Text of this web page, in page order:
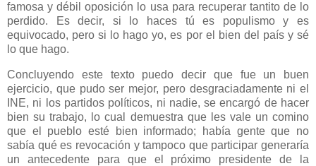
famosa y débil oposición lo usa para recuperar tantito de lo
perdido. Es decir, si lo haces tú es populismo y es
equivocado, pero si lo hago yo, es por el bien del país y sé
lo que hago.
Concluyendo este texto puedo decir que fue un buen
ejercicio, que pudo ser mejor, pero desgraciadamente ni el
INE, ni los partidos políticos, ni nadie, se encargó de hacer
bien su trabajo, lo cual demuestra que les vale un comino
que el pueblo esté bien informado; había gente que no
sabía qué es revocación y tampoco que participar generaría
un antecedente para que el próximo presidente de la